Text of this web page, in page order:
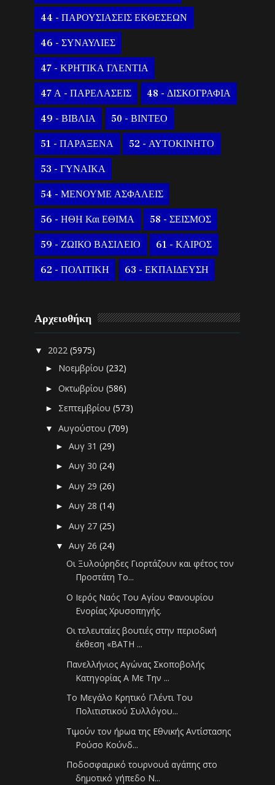
44 - ΠΑΡΟΥΣΙΑΣΕΙΣ ΕΚΘΕΣΕΩΝ
46 - ΣΥΝΑΥΛΙΕΣ
47 - ΚΡΗΤΙΚΑ ΓΛΕΝΤΙΑ
47 Α - ΠΑΡΕΛΑΣΕΙΣ 48 - ΔΙΣΚΟΓΡΑΦΙΑ
49 - ΒΙΒΛΙΑ 50 - ΒΙΝΤΕΟ
51 - ΠΑΡΑΞΕΝΑ 52 - ΑΥΤΟΚΙΝΗΤΟ
53 - ΓΥΝΑΙΚΑ
54 - ΜΕΝΟΥΜΕ ΑΣΦΑΛΕΙΣ
56 - ΗΘΗ Και ΕΘΙΜΑ 58 - ΣΕΙΣΜΟΣ
59 - ΖΩΙΚΟ ΒΑΣΙΛΕΙΟ 61 - ΚΑΙΡΟΣ
62 - ΠΟΛΙΤΙΚΗ 63 - ΕΚΠΑΙΔΕΥΣΗ
Αρχειοθήκη
▼ 2022(5975)
► Νοεμβρίου(232)
►Οκτωβρίου(586)
► Σεπτεμβρίου(573)
▼Αυγούστου(709)
►Αυγ 31(29)
►Αυγ 30(24)
►Αυγ 29(26)
►Αυγ 28(14)
►Αυγ 27(25)
▼Αυγ 26(24)
Οι Ξυλούρηδες Γιορτάζουν και φέτος τον
Προστάτη Το...
Ο Ιερός Ναός Του Αγίου Φανουρίου
Ενορίας Χρυσοπηγής.
Οι τελευταίες βουτιές στην περιοδική
έκθεση «BΑΤΗ ...
Πανελλήνιος Αγώνας Σκοποβολής
Κατηγορίας Α Με Την ...
Το Μεγάλο Κρητικό Γλέντι Του
Πολιτιστικού Συλλόγου...
Τιμούν τον ήρωα της Εθνικής Αντίστασης
Ρούσο Κούνδ...
Ποδοσφαιρικό τουρνουά αγάπης στο
δημοτικό γήπεδο Ν...